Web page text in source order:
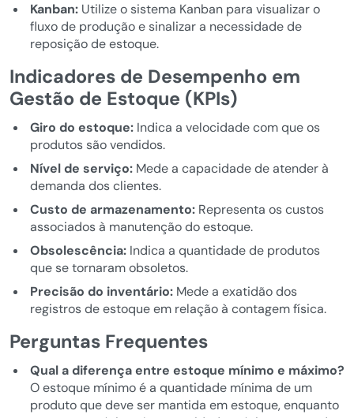
Kanban:Utilize o sistema Kanban para visualizar o
fluxo de produção e sinalizar a necessidade de
reposição de estoque.
Indicadores de Desempenho em
Gestão de Estoque (KPIs)
Giro do estoque:Indica a velocidade com que os
produtos são vendidos.
Nível de serviço:Mede a capacidade de atender à
demanda dos clientes.
Custo de armazenamento:Representa os custos
associados à manutenção do estoque.
Obsolescência:Indica a quantidade de produtos
que se tornaram obsoletos.
Precisão do inventário:Mede a exatidão dos
registros de estoque em relação à contagem física.
Perguntas Frequentes
Qual a diferença entre estoque mínimo e máximo?
O estoque mínimo é a quantidade mínima de um
produto que deve ser mantida em estoque, enquanto